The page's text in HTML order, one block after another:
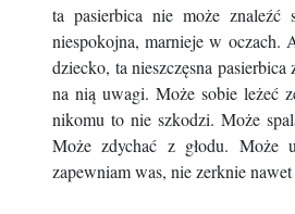
ta pasierbica nie może znaleźć
niespokojna, marnieje w
dziecko, ta nieszczęsna
na nią uwagi. Może sobie leżeć
nikomu to nie szkodzi. Może
Może zdychać z głodu. Może
zapewniam was, nie zerknie